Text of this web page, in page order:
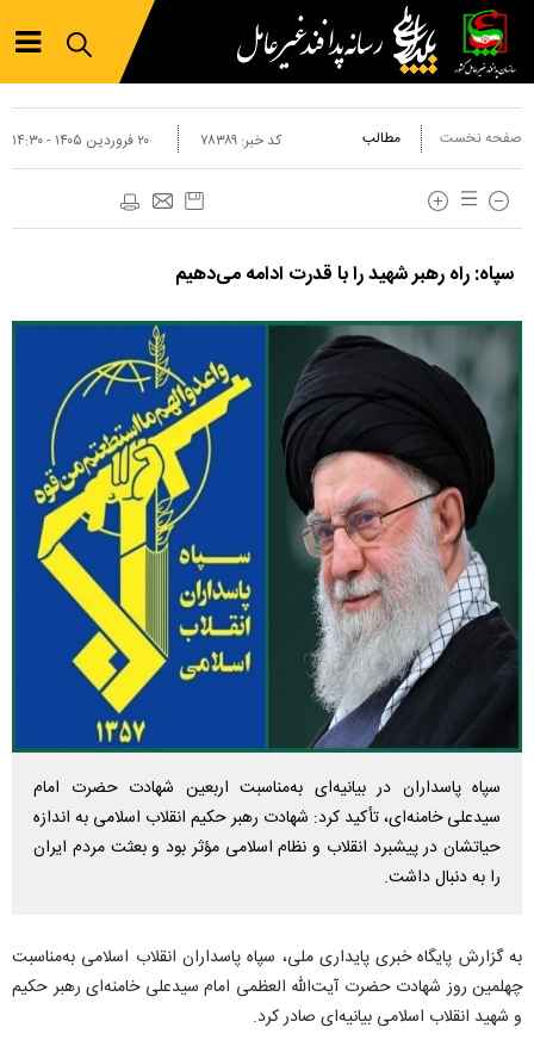
صفحه نخست مطالب ۲۰ فروردين ۱۴۰۵ - ۱۴:۳۰ کد خبر:۷۸۳۸۹
سپاه: راه رهبر شهید را با قدرت ادامه می‌دهیم
سپاه پاسداران در بیانیه‌ای به‌مناسبت اربعین شهادت حضرت امام
سیدعلی خامنه‌ای، تأکید کرد: شهادت رهبر حکیم انقلاب اسلامی به اندازه
حیاتشان در پیشبرد انقلاب و نظام اسلامی مؤثر بود و بعثت مردم ایران
را به دنبال داشت.
به گزارش پایگاه خبری پایداری ملی، سپاه پاسداران انقلاب اسلامی به‌مناسبت
چهلمین روز شهادت حضرت آیت‌الله العظمی امام سیدعلی خامنه‌ای رهبر حکیم
و شهید انقلاب اسلامی بیانیه‌ای صادر کرد.